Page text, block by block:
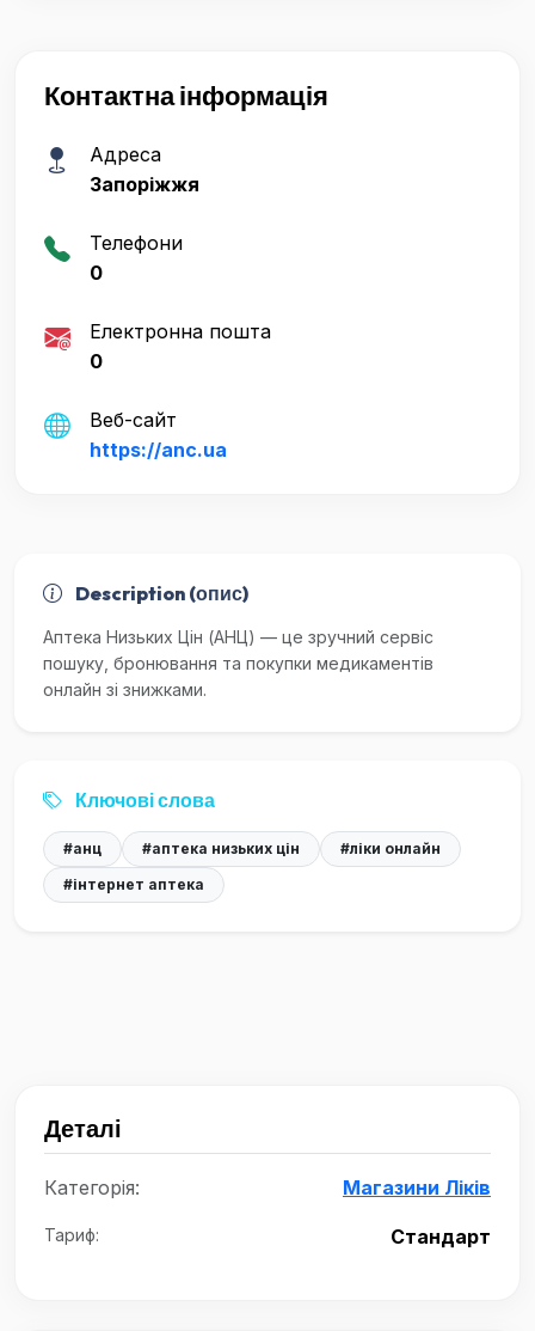
Контактна інформація
Адреса
Запоріжжя
Телефони
0
Електронна пошта
0
Веб-сайт
https://anc.ua
Description (опис)
Аптека Низьких Цін (АНЦ) — це зручний сервіс
пошуку, бронювання та покупки медикаментів
онлайн зі знижками.
Ключові слова
#анц #аптека низьких цін
#ліки онлайн
#інтернет аптека
Деталі
Категорія: Магазини Ліків
Тариф: Стандарт